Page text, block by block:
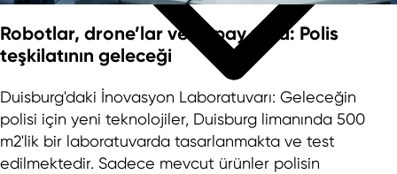
Robotlar, drone’lar ve yapay zeka: Polis
teşkilatının geleceği
Duisburg'daki İnovasyon Laboratuvarı: Geleceğin
polisi için yeni teknolojiler, Duisburg limanında 500
m2'lik bir laboratuvarda tasarlanmakta ve test
edilmektedir. Sadece mevcut ürünler polisin